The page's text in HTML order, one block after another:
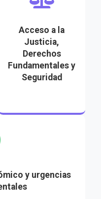
Acceso a la
Justicia,
Derechos
Fundamentales y
Seguridad
y urgencias